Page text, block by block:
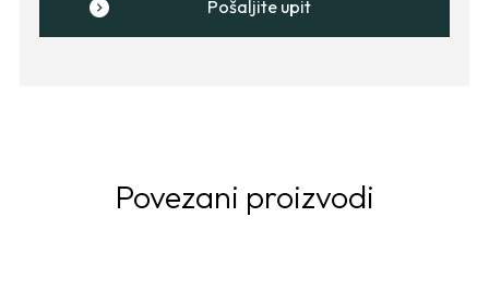
Pošaljite upit
Povezani proizvodi